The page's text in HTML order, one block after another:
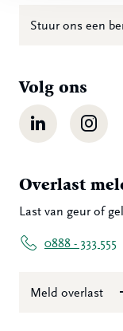
Stuur ons een
Volg ons
LinkedIn Instagram
Overlast
Last van geur of
0888 - 333 555
Meld overlast